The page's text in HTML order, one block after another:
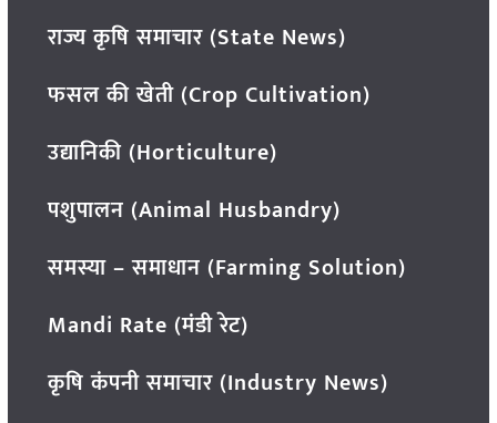
राज्य कृषि समाचार (State News)
फसल की खेती (Crop Cultivation)
उद्यानिकी (Horticulture)
पशुपालन (Animal Husbandry)
समस्या – समाधान (Farming Solution)
Mandi Rate (मंडी रेट)
कृषि कंपनी समाचार (Industry News)